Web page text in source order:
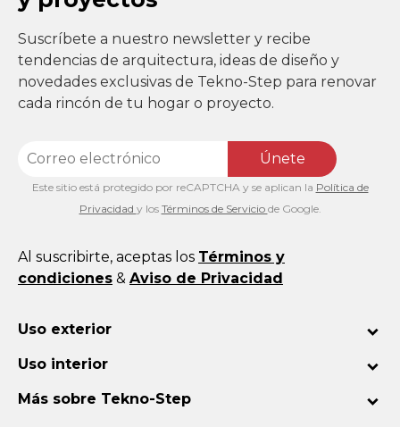
Suscríbete a nuestro newsletter y recibe
tendencias de arquitectura, ideas de diseño y
novedades exclusivas de Tekno-Step para renovar
cada rincón de tu hogar o proyecto.
Únete
Este sitio está protegido por reCAPTCHA y se aplican la Política de
Privacidad y los Términos de Servicio de Google.
Al suscribirte, aceptas los Términos y
condiciones & Aviso de Privacidad
Uso exterior
Uso interior
Más sobre Tekno-Step